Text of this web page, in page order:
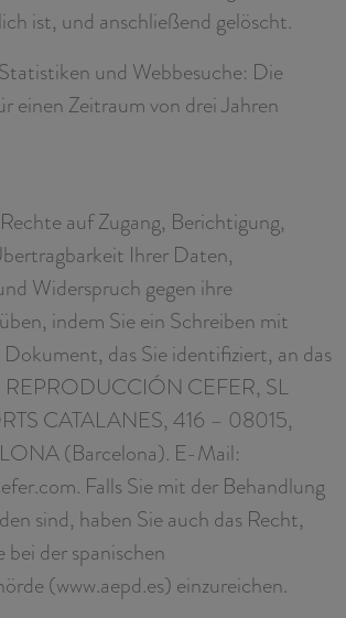
ist, und anschließend gelöscht.
und Webbesuche: Die
einen Zeitraum von drei Jahren
auf Zugang, Berichtigung,
Ihrer Daten,
Widerspruch gegen ihre
indem Sie ein Schreiben mit
das Sie identifiziert, an das
REPRODUCCIÓN CEFER, SL
CATALANES, 416 – 08015,
(Barcelona). E-Mail:
Falls Sie mit der Behandlung
sind, haben Sie auch das Recht,
bei der spanischen
(www.aepd.es) einzureichen.